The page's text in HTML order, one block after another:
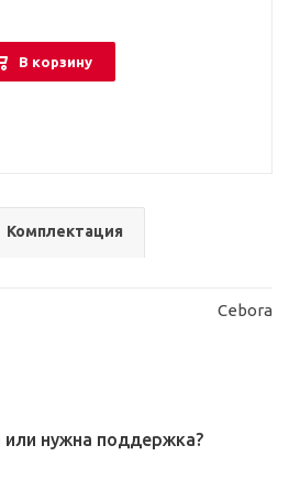
В корзину
Комплектация
Cebora
или нужна поддержка?